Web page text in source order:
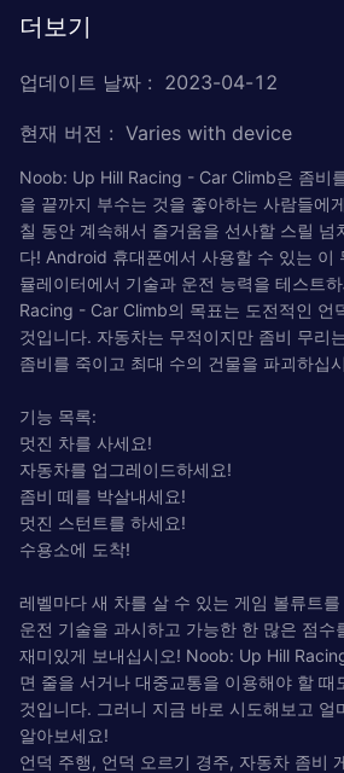
더보기
업데이트 날짜 : 2023-04-12
현재 버전 : Varies with device
Noob: Up Hill Racing - Car Climb은 좀비
을 끝까지 부수는 것을 좋아하는 사람들에
칠 동안 계속해서 즐거움을 선사할 스릴 넘
다! Android 휴대폰에서 사용할 수 있는 이
뮬레이터에서 기술과 운전 능력을 테스트
Racing - Car Climb의 목표는 도전적인 언
것입니다. 자동차는 무적이지만 좀비 무리
좀비를 죽이고 최대 수의 건물을 파괴하십
기능 목록:
멋진 차를 사세요!
자동차를 업그레이드하세요!
좀비 떼를 박살내세요!
멋진 스턴트를 하세요!
수용소에 도착!
레벨마다 새 차를 살 수 있는 게임 볼류트
운전 기술을 과시하고 가능한 한 많은 점수
재미있게 보내십시오! Noob: Up Hill
면 줄을 서거나 대중교통을 이용해야 할 때
것입니다. 그러니 지금 바로 시도해보고 얼
알아보세요!
언덕 주행, 언덕 오르기 경주, 자동차 좀비